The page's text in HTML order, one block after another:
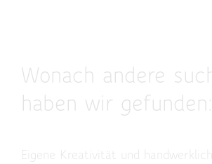
Wonach andere
haben wir
Eigene Kreativität und